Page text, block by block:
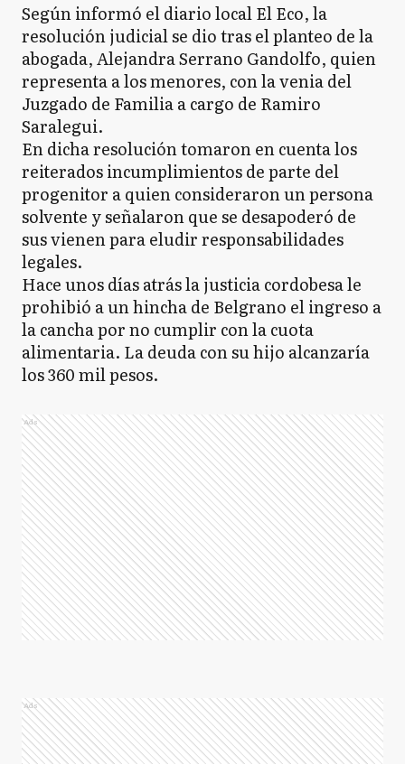
Según informó el diario local El Eco, la
resolución judicial se dio tras el planteo de la
abogada, Alejandra Serrano Gandolfo, quien
representa a los menores, con la venia del
Juzgado de Familia a cargo de Ramiro
Saralegui.
En dicha resolución tomaron en cuenta los
reiterados incumplimientos de parte del
progenitor a quien consideraron un persona
solvente y señalaron que se desapoderó de
sus vienen para eludir responsabilidades
legales.
Hace unos días atrás la justicia cordobesa le
prohibió a un hincha de Belgrano el ingreso a
la cancha por no cumplir con la cuota
alimentaria. La deuda con su hijo alcanzaría
los 360 mil pesos.
Ads
Ads